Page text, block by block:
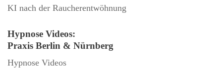
KI nach der Raucherentwöhnung
Hypnose Videos:
Praxis Berlin & Nürnberg
Hypnose Videos